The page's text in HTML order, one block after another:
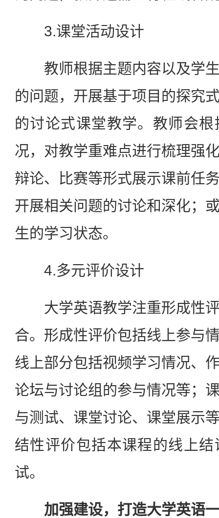
3.课堂活动设计
教师根据主题内容以及学生
的问题，开展基于项目的探究
的讨论式课堂教学。教师会
况，对教学重难点进行梳理强
辩论、比赛等形式展示课前任
开展相关问题的讨论和深化；
生的学习状态。
4.多元评价设计
大学英语教学注重形成性评
合。形成性评价包括线上参与
线上部分包括视频学习情况、
论坛与讨论组的参与情况等；
与测试、课堂讨论、课堂展示
结性评价包括本课程的线上
试。
加强建设，打造大学英语